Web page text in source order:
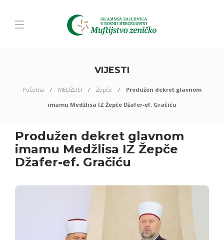
VIJESTI
Početna MEDŽLISI Žepče
Produžen dekret glavnom
imamu Medžlisa IZ Žepče Džafer-ef. Gračiću
Produžen dekret glavnom
imamu Medžlisa IZ Žepče
Džafer-ef. Gračiću